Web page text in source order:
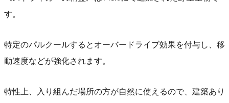
す。
特定のパルクールするとオーバードライブ効果を付与し、移
動速度などが強化されます。
特性上、入り組んだ場所の方が自然に使えるので、建築あり